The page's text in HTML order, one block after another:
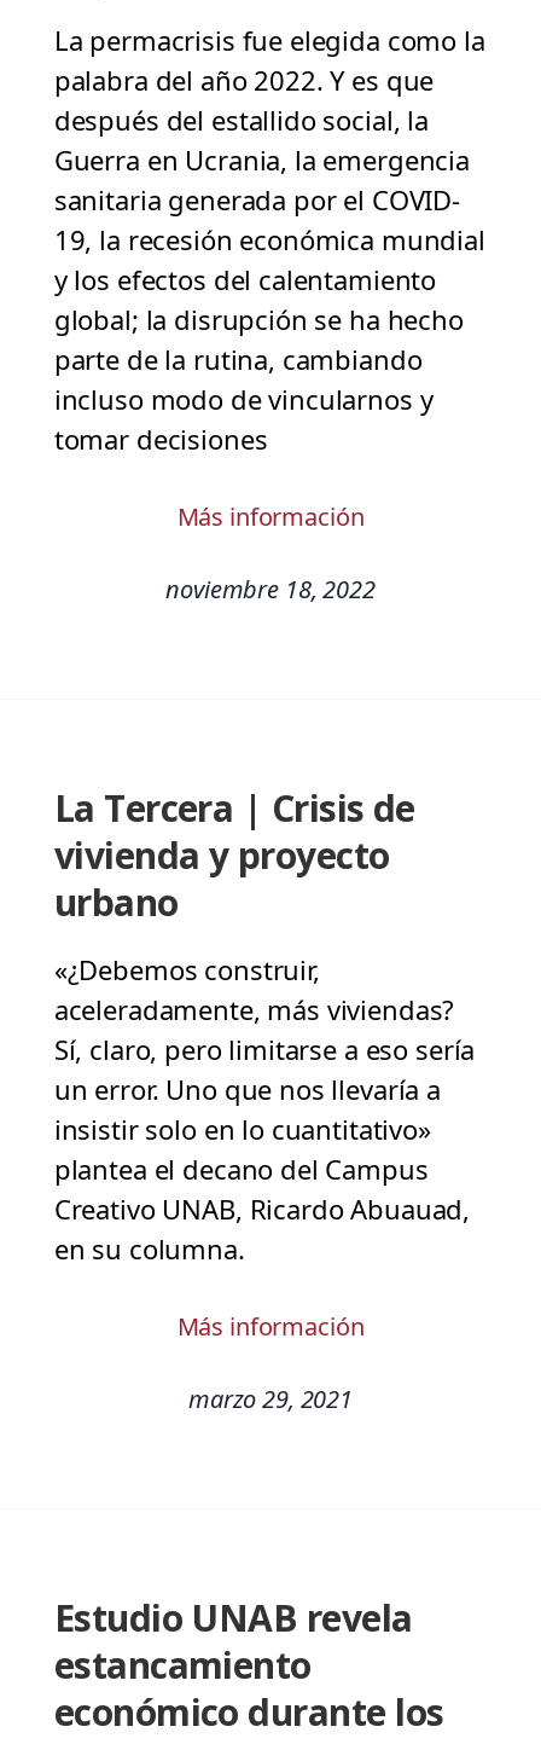
La permacrisis fue elegida como la
palabra del año 2022. Y es que
después del estallido social, la
Guerra en Ucrania, la emergencia
sanitaria generada por el COVID-
19, la recesión económica mundial
y los efectos del calentamiento
global; la disrupción se ha hecho
parte de la rutina, cambiando
incluso modo de vincularnos y
tomar decisiones
Más información
noviembre 18, 2022
La Tercera | Crisis de
vivienda y proyecto
urbano
«¿Debemos construir,
aceleradamente, más viviendas?
Sí, claro, pero limitarse a eso sería
un error. Uno que nos llevaría a
insistir solo en lo cuantitativo»
plantea el decano del Campus
Creativo UNAB, Ricardo Abuauad,
en su columna.
Más información
marzo 29, 2021
Estudio UNAB revela
estancamiento
económico durante los